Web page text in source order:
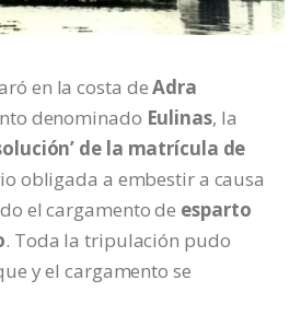
en la costa deAdra
denominado Eulinas, la
de la matrícula de
obligada a embestir a causa
el cargamento de esparto
. Toda la tripulación pudo
y el cargamento se